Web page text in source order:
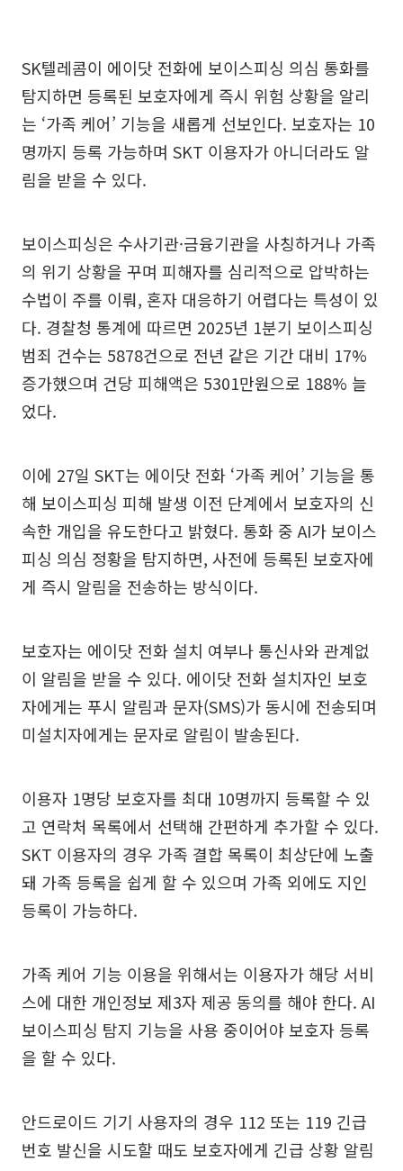
SK텔레콤이 에이닷 전화에 보이스피싱 의심 통화를
탐지하면 등록된 보호자에게 즉시 위험 상황을 알리
는 ‘가족 케어’ 기능을 새롭게 선보인다. 보호자는 10
명까지 등록 가능하며 SKT 이용자가 아니더라도 알
림을 받을 수 있다.
보이스피싱은 수사기관·금융기관을 사칭하거나 가족
의 위기 상황을 꾸며 피해자를 심리적으로 압박하는
수법이 주를 이뤄, 혼자 대응하기 어렵다는 특성이 있
다. 경찰청 통계에 따르면 2025년 1분기 보이스피싱
범죄 건수는 5878건으로 전년 같은 기간 대비 17%
증가했으며 건당 피해액은 5301만원으로 188% 늘
었다.
이에 27일 SKT는 에이닷 전화 ‘가족 케어’ 기능을 통
해 보이스피싱 피해 발생 이전 단계에서 보호자의 신
속한 개입을 유도한다고 밝혔다. 통화 중 AI가 보이스
피싱 의심 정황을 탐지하면, 사전에 등록된 보호자에
게 즉시 알림을 전송하는 방식이다.
보호자는 에이닷 전화 설치 여부나 통신사와 관계없
이 알림을 받을 수 있다. 에이닷 전화 설치자인 보호
자에게는 푸시 알림과 문자(SMS)가 동시에 전송되며
미설치자에게는 문자로 알림이 발송된다.
이용자 1명당 보호자를 최대 10명까지 등록할 수 있
고 연락처 목록에서 선택해 간편하게 추가할 수 있다.
SKT 이용자의 경우 가족 결합 목록이 최상단에 노출
돼 가족 등록을 쉽게 할 수 있으며 가족 외에도 지인
등록이 가능하다.
가족 케어 기능 이용을 위해서는 이용자가 해당 서비
스에 대한 개인정보 제3자 제공 동의를 해야 한다. AI
보이스피싱 탐지 기능을 사용 중이어야 보호자 등록
을 할 수 있다.
안드로이드 기기 사용자의 경우 112 또는 119 긴급
번호 발신을 시도할 때도 보호자에게 긴급 상황 알림